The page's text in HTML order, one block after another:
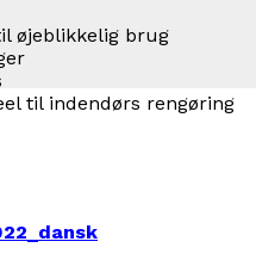
øjeblikkelig brug
til indendørs rengøring